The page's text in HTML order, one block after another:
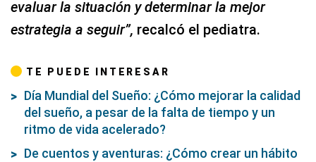
evaluar la situación y determinar la mejor
estrategia a seguir”, recalcó el pediatra.
TE PUEDE INTERESAR
Día Mundial del Sueño: ¿Cómo mejorar la calidad
del sueño, a pesar de la falta de tiempo y un
ritmo de vida acelerado?
De cuentos y aventuras: ¿Cómo crear un hábito